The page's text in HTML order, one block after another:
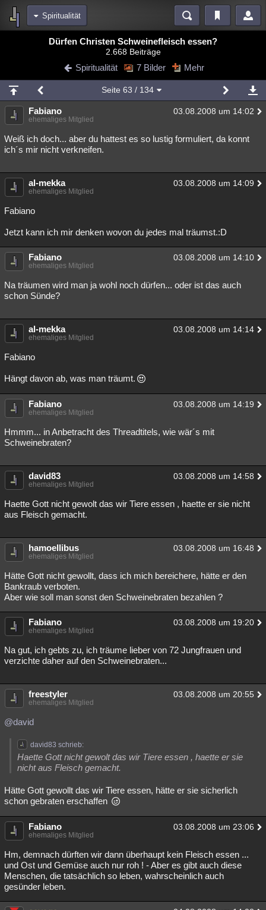
Spiritualität
Blogs Videos
Chat Wiki Neuigkeiten
meine Rubriken
Menschen Mystery Kriminalfälle
Spiritualität Verschwörungen Technologie Ufologie
weitere Rubriken
Philosophie Träume
Übersichten
Dürfen Christen Schweinefleisch essen?
2.668 Beiträge
Spiritualität 7 Bilder Mehr
Seite 63 / 134
Fabiano 03.08.2008 um 14:02
ehemaliges Mitglied
Weiß ich doch... aber du hattest es so lustig formuliert, da konnt
ich´s mir nicht verkneifen.
al-mekka 03.08.2008 um 14:09
ehemaliges Mitglied
Fabiano
Jetzt kann ich mir denken wovon du jedes mal träumst.:D
Fabiano 03.08.2008 um 14:10
ehemaliges Mitglied
Na träumen wird man ja wohl noch dürfen... oder ist das auch
schon Sünde?
al-mekka 03.08.2008 um 14:14
ehemaliges Mitglied
Fabiano
Hängt davon ab, was man träumt.
Fabiano 03.08.2008 um 14:19
ehemaliges Mitglied
Hmmm... in Anbetracht des Threadtitels, wie wär´s mit
Schweinebraten?
david83 03.08.2008 um 14:58
ehemaliges Mitglied
Haette Gott nicht gewolt das wir Tiere essen , haette er sie nicht
aus Fleisch gemacht.
hamoellibus 03.08.2008 um 16:48
ehemaliges Mitglied
Hätte Gott nicht gewollt, dass ich mich bereichere, hätte er den
Bankraub verboten.
Aber wie soll man sonst den Schweinebraten bezahlen ?
Fabiano 03.08.2008 um 19:20
ehemaliges Mitglied
Na gut, ich gebts zu, ich träume lieber von 72 Jungfrauen und
verzichte daher auf den Schweinebraten...
freestyler 03.08.2008 um 20:55
ehemaliges Mitglied
@david
david83 schrieb:
Haette Gott nicht gewolt das wir Tiere essen , haette er sie
nicht aus Fleisch gemacht.
Hätte Gott gewollt das wir Tiere essen, hätte er sie sicherlich
schon gebraten erschaffen
Fabiano 03.08.2008 um 23:06
ehemaliges Mitglied
Hm, demnach dürften wir dann überhaupt kein Fleisch essen ...
und Ost und Gemüse auch nur roh ! - Aber es gibt auch diese
Menschen, die tatsächlich so leben, wahrscheinlich auch
gesünder leben.